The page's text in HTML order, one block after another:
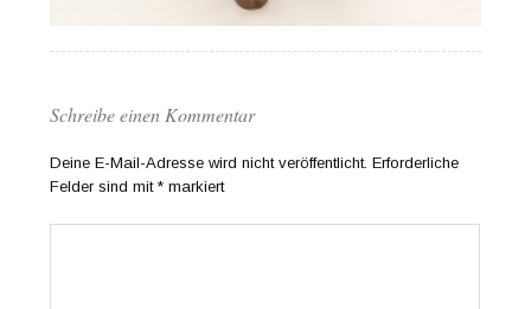
Schreibe einen Kommentar
Deine E-Mail-Adresse wird nicht veröffentlicht. Erforderliche
Felder sind mit* markiert